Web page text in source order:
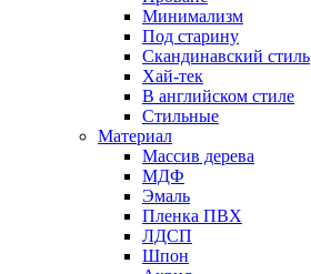
Минимализм
Под старину
Скандинавский стиль
Хай-тек
В английском стиле
Стильные
Материал
Массив дерева
МДФ
Эмаль
Пленка ПВХ
ЛДСП
Шпон